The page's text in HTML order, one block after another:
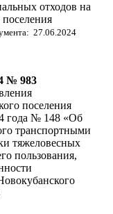
отходов на
27.06.2024
№ 983
поселения
года № 148 «Об
транспортными
тяжеловесных
пользования,